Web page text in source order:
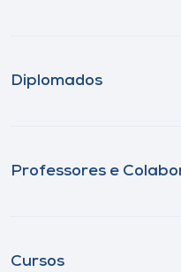
Diplomados
Professores e
Cursos